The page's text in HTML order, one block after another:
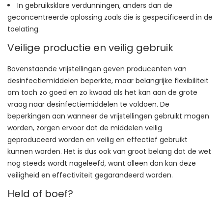
In gebruiksklare verdunningen, anders dan de
geconcentreerde oplossing zoals die is gespecificeerd in de
toelating.
Veilige productie en veilig gebruik
Bovenstaande vrijstellingen geven producenten van
desinfectiemiddelen beperkte, maar belangrijke flexibiliteit
om toch zo goed en zo kwaad als het kan aan de grote
vraag naar desinfectiemiddelen te voldoen. De
beperkingen aan wanneer de vrijstellingen gebruikt mogen
worden, zorgen ervoor dat de middelen veilig
geproduceerd worden en veilig en effectief gebruikt
kunnen worden. Het is dus ook van groot belang dat de wet
nog steeds wordt nageleefd, want alleen dan kan deze
veiligheid en effectiviteit gegarandeerd worden.
Held of boef?